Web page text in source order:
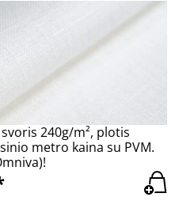
240g/m², plotis
metro kaina su PVM.